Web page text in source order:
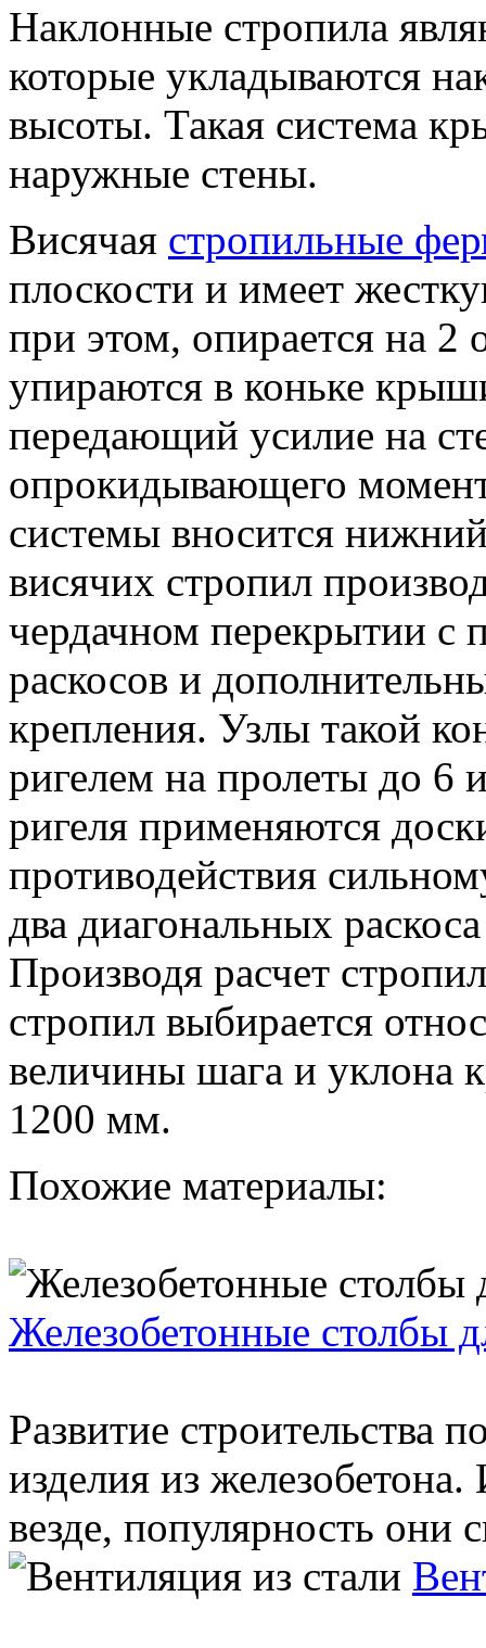
Наклонные стропила
которые укладываются
высоты. Такая система
наружные стены.
Висячая стропильные
плоскости и имеет
при этом, опирается на
упираются в коньке
передающий усилие на
опрокидывающего
системы вносится
висячих стропил
чердачном перекрытии с
раскосов и
крепления. Узлы такой
ригелем на пролеты до 6
ригеля применяются
противодействия
два диагональных
Производя расчет
стропил выбирается
величины шага и уклона
1200 мм.
Похожие материалы:
Железобетонные столбы
Развитие строительства
изделия из
везде, популярность они